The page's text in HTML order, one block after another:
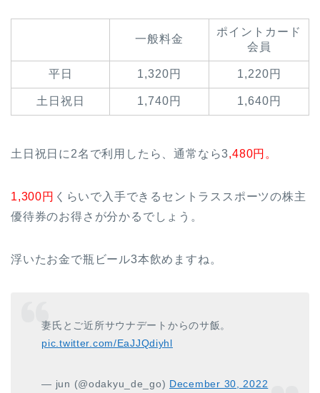
一般料金
ポイントカード
会員
平日 1,320円 1,220円
土日祝日 1,740円 1,640円
土日祝日に2名で利用したら、通常なら3,480円。
1,300円 くらいで入手できるセントラススポーツの株主
優待券のお得さが分かるでしょう。
浮いたお金で瓶ビール3本飲めますね。
妻氏とご近所サウナデートからのサ飯。
pic.twitter.com/EaJJQdiyhl
— jun (@odakyu_de_go) December 30, 2022